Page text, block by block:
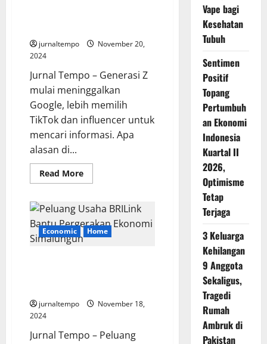
di
Bali
jurnaltempo
November 20,
2024
Jurnal Tempo – Generasi Z
mulai meninggalkan
Google, lebih memilih
TikTok dan influencer untuk
mencari informasi. Apa
alasan di...
Read MoreRead
more
Mulai
Sadar
‘Ditinggalkan’
Gen
Z
Economic Home
jurnaltempo
November 18,
2024
Jurnal Tempo – Peluang
Vape bagi
Kesehatan
Tubuh
Sentimen
Positif
Topang
Pertumbuh
an Ekonomi
Indonesia
Kuartal II
2026,
Optimisme
Tetap
Terjaga
3 Keluarga
Kehilangan
9 Anggota
Sekaligus,
Tragedi
Rumah
Ambruk di
Pakistan